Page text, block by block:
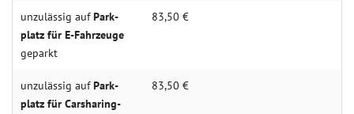
unzulässig aufPark­
platz für E-Fahr­zeuge
geparkt
83,50 €
unzulässig aufPark­
platz für Carsharing-
83,50 €